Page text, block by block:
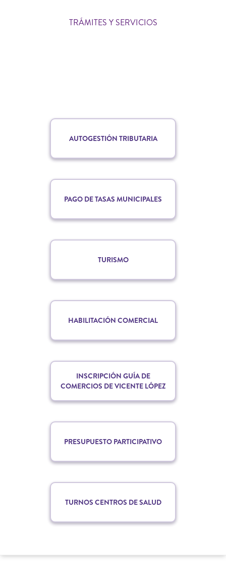
TRÁMITES Y SERVICIOS
AUTOGESTIÓN TRIBUTARIA
PAGO DE TASAS MUNICIPALES
TURISMO
HABILITACIÓN COMERCIAL
INSCRIPCIÓN GUÍA DE
COMERCIOS DE VICENTE LÓPEZ
PRESUPUESTO PARTICIPATIVO
TURNOS CENTROS DE SALUD